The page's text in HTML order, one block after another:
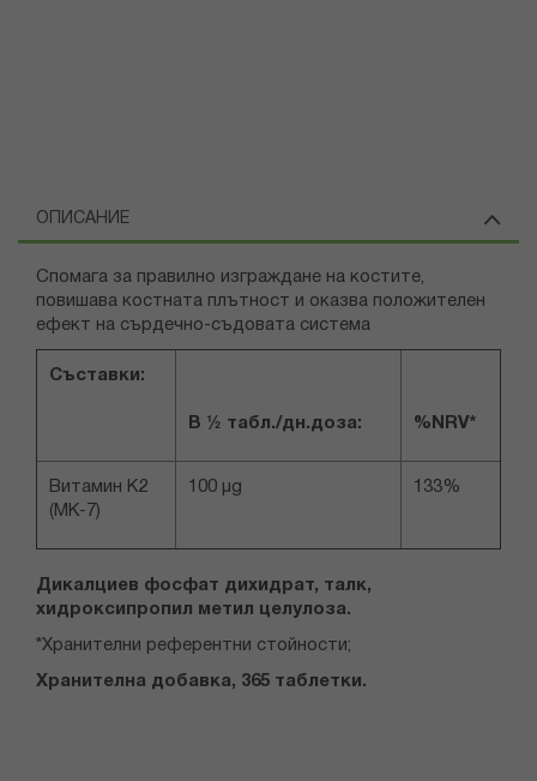
ОПИСАНИЕ
Спомага за правилно изграждане на костите,
повишава костната плътност и оказва положителен
ефект на сърдечно-съдовата система
Съставки:
В ½ табл./дн.доза: %NRV*
Витамин К2
(MK-7)
100 µg 133%
Дикалциев фосфат дихидрат, талк,
хидроксипропил метил целулоза.
*Хранителни референтни стойности;
Хранителна добавка, 365 таблетки.